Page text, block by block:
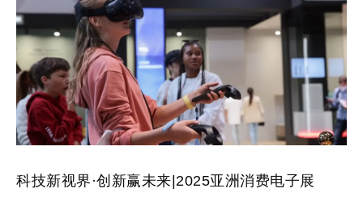
科技新视界·创新赢未来|2025亚洲消费电子展